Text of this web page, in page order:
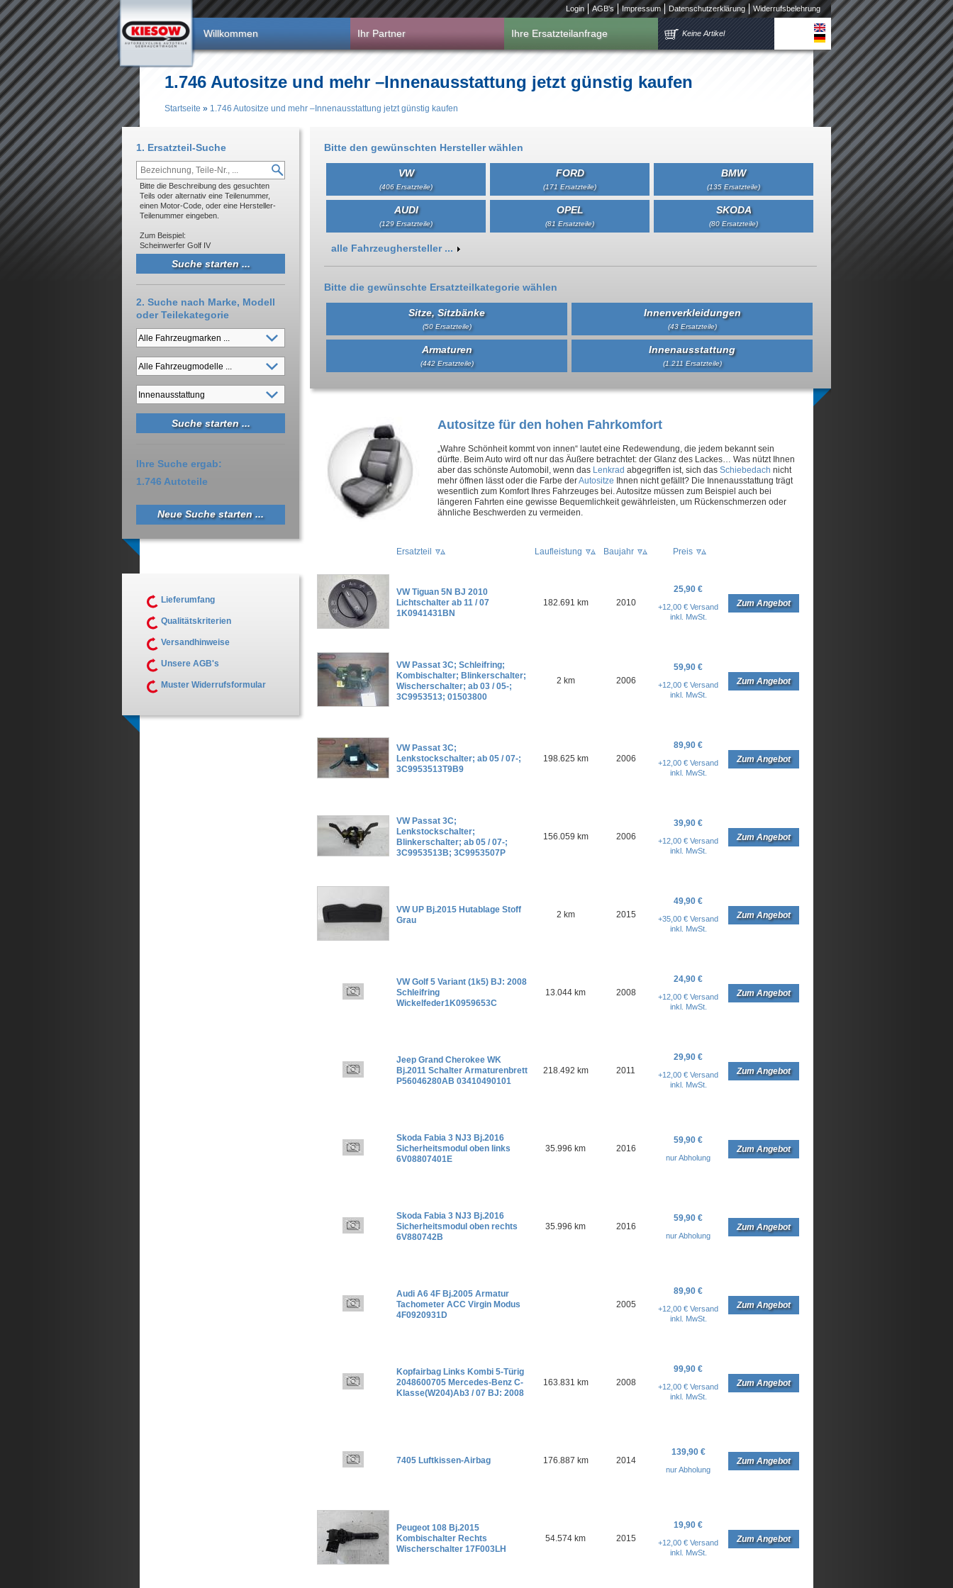
Direkt zum Inhalt Login AGB's Impressum Datenschutzerklärung Widerrufsbelehrung
Willkommen Ihr Partner Ihre Ersatzteilanfrage Keine Artikel
1.746 Autositze und mehr –Innenausstattung jetzt günstig kaufen
Startseite » 1.746 Autositze und mehr –Innenausstattung jetzt günstig kaufen
Bitte den gewünschten Hersteller wählen
VW
(406 Ersatzteile)
FORD
(171 Ersatzteile)
BMW
(135 Ersatzteile)
AUDI
(129 Ersatzteile)
OPEL
(81 Ersatzteile)
SKODA
(80 Ersatzteile)
Anzeigen
alle Fahrzeughersteller ...
Bitte die gewünschte Ersatzteilkategorie wählen
Sitze, Sitzbänke
(50 Ersatzteile)
Innenverkleidungen
(43 Ersatzteile)
Armaturen
(442 Ersatzteile)
Innenausstattung
(1.211 Ersatzteile)
Autositze für den hohen Fahrkomfort
„Wahre Schönheit kommt von innen“ lautet eine Redewendung, die jedem bekannt sein
dürfte. Beim Auto wird oft nur das Äußere betrachtet: der Glanz des Lackes… Was nützt Ihnen
aber das schönste Automobil, wenn das Lenkrad abgegriffen ist, sich das Schiebedach nicht
mehr öffnen lässt oder die Farbe derAutositze Ihnen nicht gefällt? Die Innenausstattung trägt
wesentlich zum Komfort Ihres Fahrzeuges bei. Autositze müssen zum Beispiel auch bei
längeren Fahrten eine gewisse Bequemlichkeit gewährleisten, um Rückenschmerzen oder
ähnliche Beschwerden zu vermeiden.
Ersatzteil Laufleistung Baujahr Preis
VW Tiguan 5N BJ 2010
Lichtschalter ab 11 / 07
1K0941431BN
182.691 km 2010
25,90 €
+12,00 € Versand
inkl. MwSt.
Zum Angebot
VW Passat 3C; Schleifring;
Kombischalter; Blinkerschalter;
Wischerschalter; ab 03 / 05-;
3C9953513; 01503800
2 km 2006
59,90 €
+12,00 € Versand
inkl. MwSt.
Zum Angebot
VW Passat 3C;
Lenkstockschalter; ab 05 / 07-;
3C9953513T9B9
198.625 km 2006
89,90 €
+12,00 € Versand
inkl. MwSt.
Zum Angebot
VW Passat 3C;
Lenkstockschalter;
Blinkerschalter; ab 05 / 07-;
3C9953513B; 3C9953507P
156.059 km 2006
39,90 €
+12,00 € Versand
inkl. MwSt.
Zum Angebot
VW UP Bj.2015 Hutablage Stoff
Grau
2 km 2015
49,90 €
+35,00 € Versand
inkl. MwSt.
Zum Angebot
VW Golf 5 Variant (1k5) BJ: 2008
Schleifring
Wickelfeder1K0959653C
13.044 km 2008
24,90 €
+12,00 € Versand
inkl. MwSt.
Zum Angebot
Jeep Grand Cherokee WK
Bj.2011 Schalter Armaturenbrett
P56046280AB 03410490101
218.492 km 2011
29,90 €
+12,00 € Versand
inkl. MwSt.
Zum Angebot
Skoda Fabia 3 NJ3 Bj.2016
Sicherheitsmodul oben links
6V08807401E
35.996 km 2016
59,90 €
nur Abholung
Zum Angebot
Skoda Fabia 3 NJ3 Bj.2016
Sicherheitsmodul oben rechts
6V880742B
35.996 km 2016
59,90 €
nur Abholung
Zum Angebot
Audi A6 4F Bj.2005 Armatur
Tachometer ACC Virgin Modus
4F0920931D
2005
89,90 €
+12,00 € Versand
inkl. MwSt.
Zum Angebot
Kopfairbag Links Kombi 5-Türig
2048600705 Mercedes-Benz C-
Klasse(W204)Ab3 / 07 BJ: 2008
163.831 km 2008
99,90 €
+12,00 € Versand
inkl. MwSt.
Zum Angebot
7405 Luftkissen-Airbag 176.887 km 2014
139,90 €
nur Abholung
Zum Angebot
Peugeot 108 Bj.2015
Kombischalter Rechts
Wischerschalter 17F003LH
54.574 km 2015
19,90 €
+12,00 € Versand
inkl. MwSt.
Zum Angebot
1. Ersatzteil-Suche
Bitte die Beschreibung des gesuchten
Teils oder alternativ eine Teilenummer,
einen Motor-Code, oder eine Hersteller-
Teilenummer eingeben.
Zum Beispiel:
Scheinwerfer Golf IV
2. Suche nach Marke, Modell
oder Teilekategorie
Ihre Suche ergab:
1.746 Autoteile
Neue Suche starten ...
Lieferumfang
Qualitätskriterien
Versandhinweise
Unsere AGB's
Muster Widerrufsformular